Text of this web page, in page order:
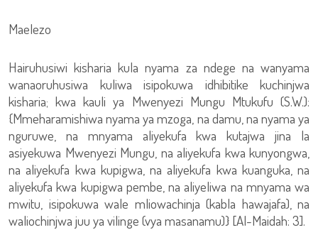
Maelezo
Hairuhusiwi kisharia kula nyama za ndege na wanyama
wanaoruhusiwa kuliwa isipokuwa idhibitike kuchinjwa
kisharia; kwa kauli ya Mwenyezi Mungu Mtukufu (S.W.):
{Mmeharamishiwa nyama ya mzoga, na damu, na nyama ya
nguruwe, na mnyama aliyekufa kwa kutajwa jina la
asiyekuwa Mwenyezi Mungu, na aliyekufa kwa kunyongwa,
na aliyekufa kwa kupigwa, na aliyekufa kwa kuanguka, na
aliyekufa kwa kupigwa pembe, na aliyeliwa na mnyama wa
mwitu, isipokuwa wale mliowachinja (kabla hawajafa), na
waliochinjwa juu ya vilinge (vya masanamu)} [Al-Maidah: 3].